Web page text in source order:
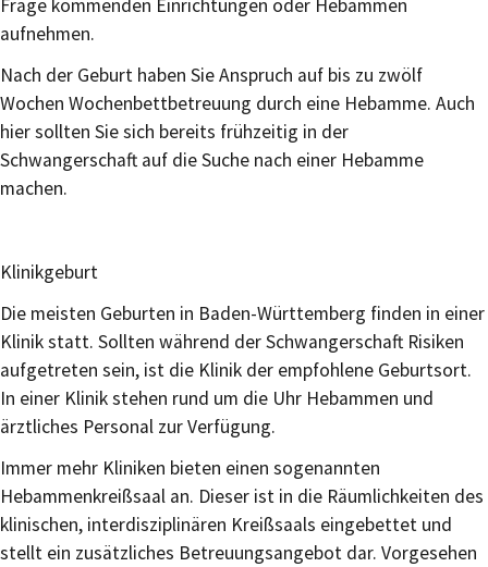
Frage kommenden Einrichtungen oder Hebammen
aufnehmen.
Nach der Geburt haben Sie Anspruch auf bis zu zwölf
Wochen Wochenbettbetreuung durch eine Hebamme. Auch
hier sollten Sie sich bereits frühzeitig in der
Schwangerschaft auf die Suche nach einer Hebamme
machen.
Klinikgeburt
Die meisten Geburten in Baden-Württemberg finden in einer
Klinik statt. Sollten während der Schwangerschaft Risiken
aufgetreten sein, ist die Klinik der empfohlene Geburtsort.
In einer Klinik stehen rund um die Uhr Hebammen und
ärztliches Personal zur Verfügung.
Immer mehr Kliniken bieten einen sogenannten
Hebammenkreißsaal an. Dieser ist in die Räumlichkeiten des
klinischen, interdisziplinären Kreißsaals eingebettet und
stellt ein zusätzliches Betreuungsangebot dar. Vorgesehen